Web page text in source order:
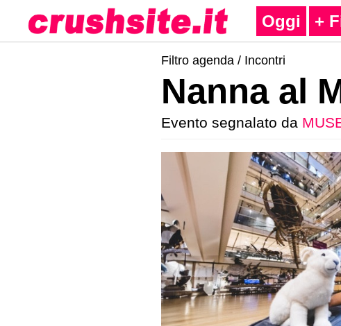
Oggi +
Filtro agenda / Incontri
Nanna al
Evento segnalato da